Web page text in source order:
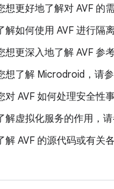
想更好地了解对 AVF 的
解如何使用 AVF 进行隔
想更深入地了解 AVF 参
想了解 Microdroid，请
对 AVF 如何处理安全性
解虚拟化服务的作用，
解 AVF 的源代码或有关